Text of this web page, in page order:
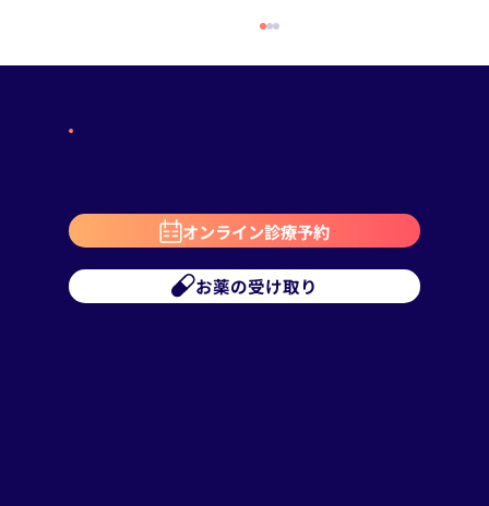
ピルを飲む前に知っておきたい基礎知識
オンライン診療予約
お薬の受け取り